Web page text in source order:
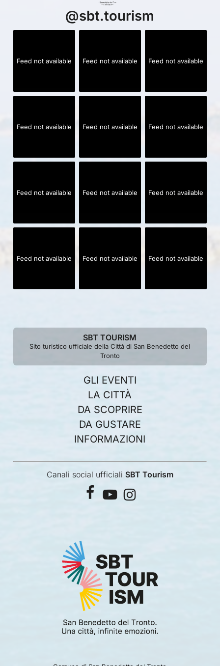
@sbt.tourism
Feed not available Feed not available Feed not available
Feed not available Feed not available Feed not available
Feed not available Feed not available Feed not available
Feed not available Feed not available Feed not available
SBT TOURISM
Sito turistico ufficiale della Città di San Benedetto del
Tronto
GLI EVENTI
LA CITTÀ
DA SCOPRIRE
DA GUSTARE
INFORMAZIONI
Canali social ufficiali SBT Tourism
facebook
youtubeinstagram